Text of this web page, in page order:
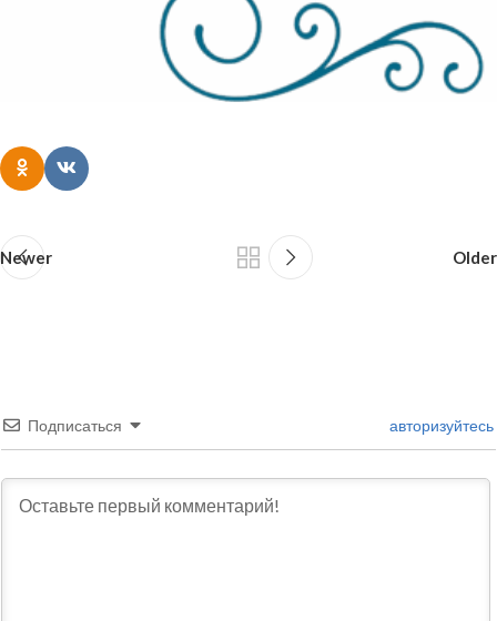
Newer Older
Подписаться авторизуйтесь